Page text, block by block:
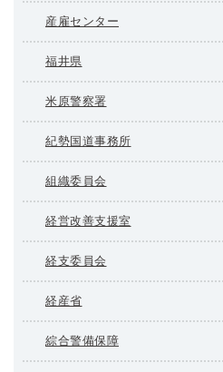
産雇センター
福井県
米原警察署
紀勢国道事務所
組織委員会
経営改善支援室
経支委員会
経産省
綜合警備保障